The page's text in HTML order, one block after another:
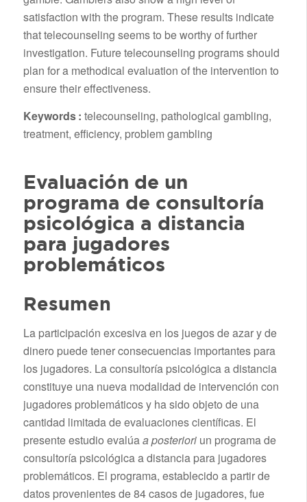
satisfaction with the program. These results indicate
that telecounseling seems to be worthy of further
investigation. Future telecounseling programs should
plan for a methodical evaluation of the intervention to
ensure their effectiveness.
Keywords : telecounseling, pathological gambling,
treatment, efficiency, problem gambling
Evaluación de un
programa de consultoría
psicológica a distancia
para jugadores
problemáticos
Resumen
La participación excesiva en los juegos de azar y de
dinero puede tener consecuencias importantes para
los jugadores. La consultoría psicológica a distancia
constituye una nueva modalidad de intervención con
jugadores problemáticos y ha sido objeto de una
cantidad limitada de evaluaciones científicas. El
presente estudio evalúaa posterioriun programa de
consultoría psicológica a distancia para jugadores
problemáticos. El programa, establecido a partir de
datos provenientes de 84 casos de jugadores, fue